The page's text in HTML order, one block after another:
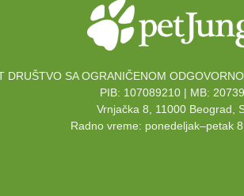
DRUŠTVO SA OGRANIČENOM
PIB: 107089210 | MB:
Vrnjačka 8, 11000 Beograd,
Radno vreme: ponedeljak–petak